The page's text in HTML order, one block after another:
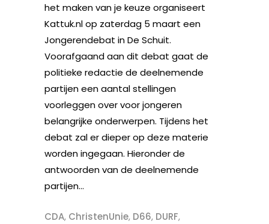
het maken van je keuze organiseert
Kattuk.nl op zaterdag 5 maart een
Jongerendebat in De Schuit.
Voorafgaand aan dit debat gaat de
politieke redactie de deelnemende
partijen een aantal stellingen
voorleggen over voor jongeren
belangrijke onderwerpen. Tijdens het
debat zal er dieper op deze materie
worden ingegaan. Hieronder de
antwoorden van de deelnemende
partijen...
CDA, ChristenUnie, D66, DURF,